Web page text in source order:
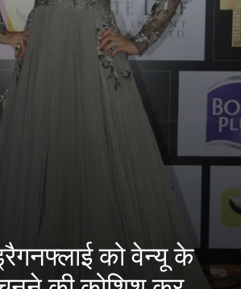
को वेन्यू के